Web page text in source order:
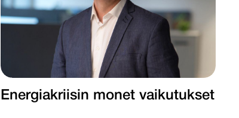
Energiakriisin monet vaikutukset